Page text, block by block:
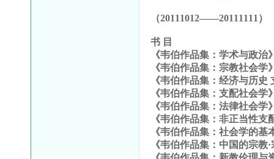
（20111012——20111111 ）
书 目
《韦伯作品集：学术与政治
《韦伯作品集：宗教社会学
《韦伯作品集：经济与历史
《韦伯作品集：支配社会学
《韦伯作品集：法律社会学
《韦伯作品集：非正当性
《韦伯作品集：社会学的基
《韦伯作品集：中国的宗教